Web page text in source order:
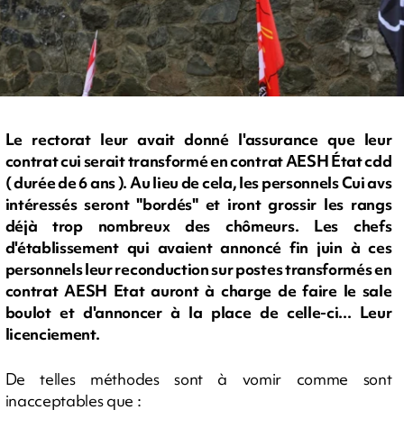
Le rectorat leur avait donné l'assurance que leur
contrat cui serait transformé en contrat AESH État cdd
( durée de 6 ans ). Au lieu de cela, les personnels Cui avs
intéressés seront "bordés" et iront grossir les rangs
déjà trop nombreux des chômeurs. Les chefs
d'établissement qui avaient annoncé fin juin à ces
personnels leur reconduction sur postes transformés en
contrat AESH Etat auront à charge de faire le sale
boulot et d'annoncer à la place de celle-ci... Leur
licenciement.
De telles méthodes sont à vomir comme sont
inacceptables que :